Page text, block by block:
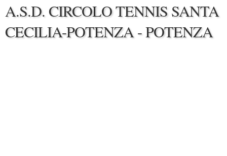
A.S.D. CIRCOLO TENNIS SANTA
CECILIA-POTENZA - POTENZA